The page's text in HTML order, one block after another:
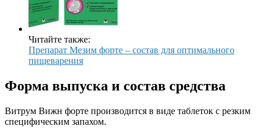
Читайте также:
Препарат Мезим форте – состав для оптимального
пищеварения
Форма выпуска и состав средства
Витрум Вижн форте производится в виде таблеток с резким
специфическим запахом.